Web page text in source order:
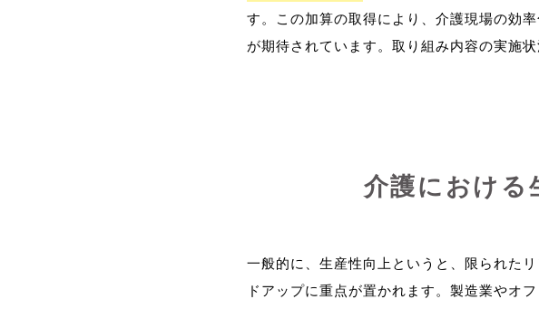
す。この加算の取得により、介護現場の効
介護における
一般的に、生産性向上というと、限られた
ドアップに重点が置かれます。製造業やオ